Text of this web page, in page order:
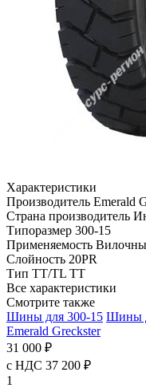
Характеристики
Производитель Emerald
Страна производитель
Типоразмер 300-15
Применяемость
Слойность 20PR
Тип TT/TL TT
Все характеристики
Смотрите также
Шины для 300-15 Шины
Emerald Greckster
31 000 ₽
с НДС 37 200 ₽
1